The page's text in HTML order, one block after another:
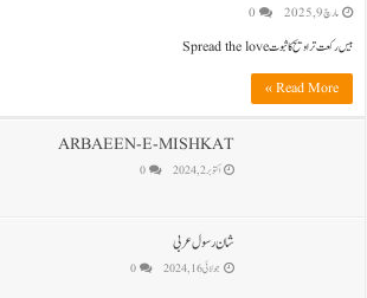
مارچ 9, 2025 0
بیس رکعت تراویح کا ثبوت Spread the love
Read More »
ARBAEEN-E-MISHKAT
اکتوبر 2, 2024 0
شان رسول عربی
جولائی 16, 2024 0